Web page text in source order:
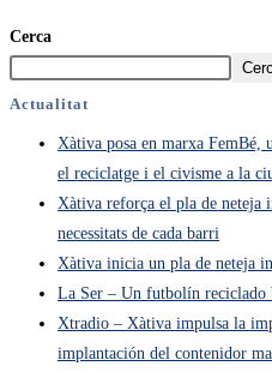
Cerca
Actualitat
Xàtiva posa en marxa FemBé,
el reciclatge i el civisme a la
Xàtiva reforça el pla de neteja
necessitats de cada barri
Xàtiva inicia un pla de neteja
La Ser – Un futbolín reciclado
Xtradio – Xàtiva impulsa la
implantación del contenidor